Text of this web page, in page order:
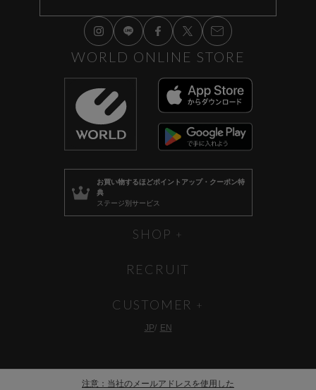
WORLD ONLINE STORE
お買い物するほどポイントアップ・クーポン特
典
ステージ別サービス
SHOP
RECRUIT
CUSTOMER
JP EN
注意：当社のメールアドレスを使用した